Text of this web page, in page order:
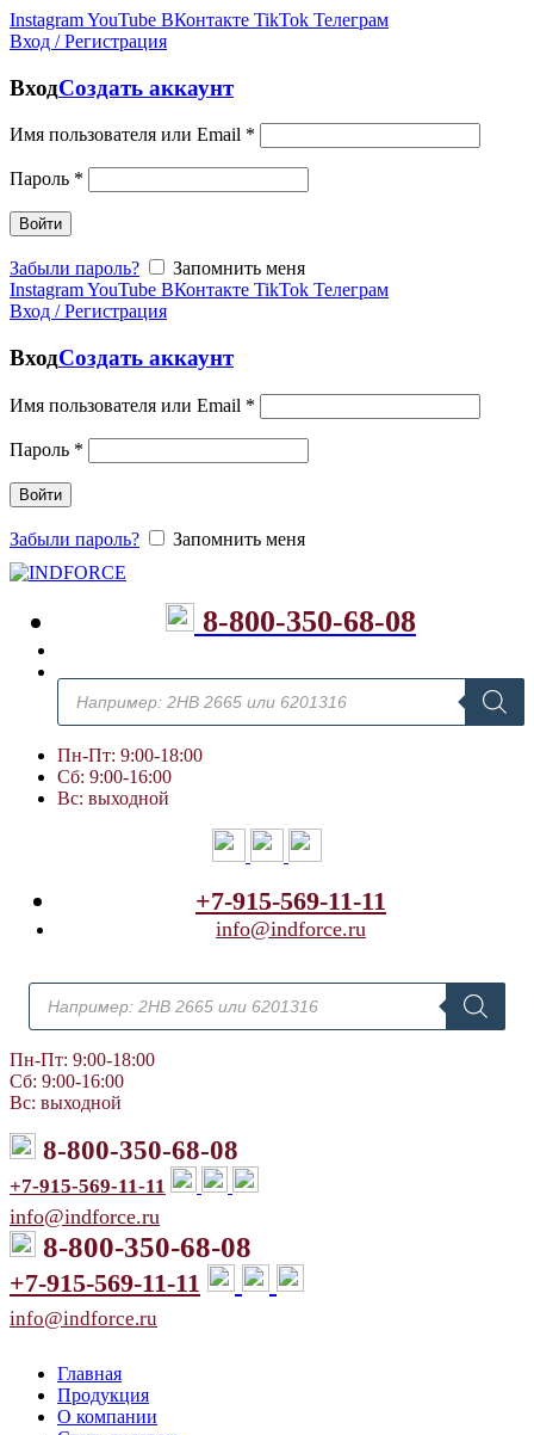
InstagramYouTube ВКонтакте TikTok Телеграм
Вход / Регистрация
ВходСоздать аккаунт
Имя пользователя или Email *
Пароль *
Войти
Забыли пароль?
Запомнить меня
InstagramYouTube ВКонтакте TikTok Телеграм
Вход / Регистрация
ВходСоздать аккаунт
Имя пользователя или Email *
Пароль *
Войти
Забыли пароль? Запомнить меня
8-800-350-68-08
Поиск
товаров
Пн-Пт: 9:00-18:00
Сб: 9:00-16:00
Вс: выходной
+7-915-569-11-11
info@indforce.ru
Поиск
товаров
Пн-Пт: 9:00-18:00
Сб: 9:00-16:00
Вс: выходной
8-800-350-68-08
+7-915-569-11-11
info@indforce.ru
8-800-350-68-08
+7-915-569-11-11
info@indforce.ru
Главная
Продукция
О компании